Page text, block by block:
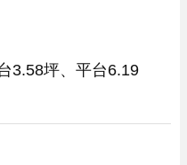
3.58坪、平台6.19